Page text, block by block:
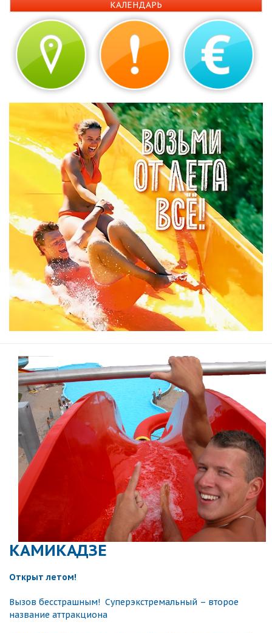
КАЛЕНДАРЬ
КАМИКАДЗЕ
Открыт летом!
Вызов бесстрашным! Суперэкстремальный – второе
название аттракциона